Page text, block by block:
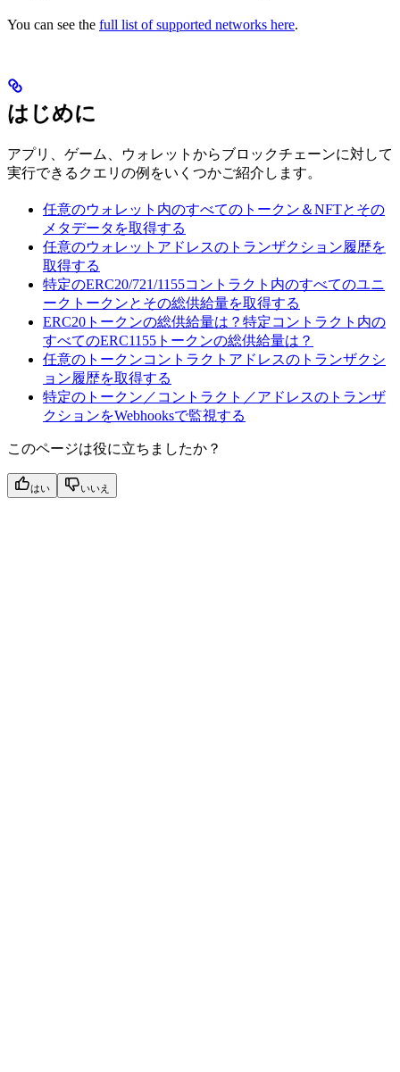
You can see the full list of supported networks here.
はじめに
アプリ、ゲーム、ウォレットからブロックチェーンに対して
実行できるクエリの例をいくつかご紹介します。
任意のウォレット内のすべてのトークン＆NFTとその
メタデータを取得する
任意のウォレットアドレスのトランザクション履歴を
取得する
特定のERC20/721/1155コントラクト内のすべてのユニ
ークトークンとその総供給量を取得する
ERC20トークンの総供給量は？特定コントラクト内の
すべてのERC1155トークンの総供給量は？
任意のトークンコントラクトアドレスのトランザクシ
ョン履歴を取得する
特定のトークン／コントラクト／アドレスのトランザ
クションをWebhooksで監視する
このページは役に立ちましたか？
はい いいえ